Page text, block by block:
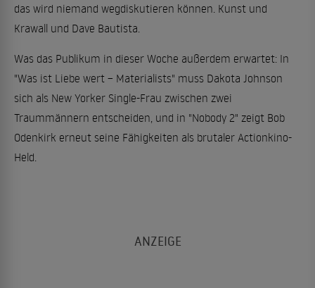
das wird niemand wegdiskutieren können. Kunst und
Krawall und Dave Bautista.
Was das Publikum in dieser Woche außerdem erwartet: In
"Was ist Liebe wert – Materialists" muss Dakota Johnson
sich als New Yorker Single-Frau zwischen zwei
Traummännern entscheiden, und in "Nobody 2" zeigt Bob
Odenkirk erneut seine Fähigkeiten als brutaler Actionkino-
Held.